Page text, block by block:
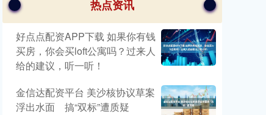
热点资讯
好点点配资APP下载 如果你有钱
买房，你会买loft公寓吗？过来人
给的建议，听一听！
金信达配资平台 美沙核协议草案
浮出水面 搞“双标”遭质疑